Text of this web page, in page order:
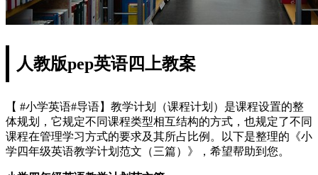
人教版pep英语四上教案
【 #小学英语#导语】教学计划（课程计划）是课程设置的整
体规划，它规定不同课程类型相互结构的方式，也规定了不同
课程在管理学习方式的要求及其所占比例。以下是整理的《小
学四年级英语教学计划范文（三篇）》，希望帮助到您。